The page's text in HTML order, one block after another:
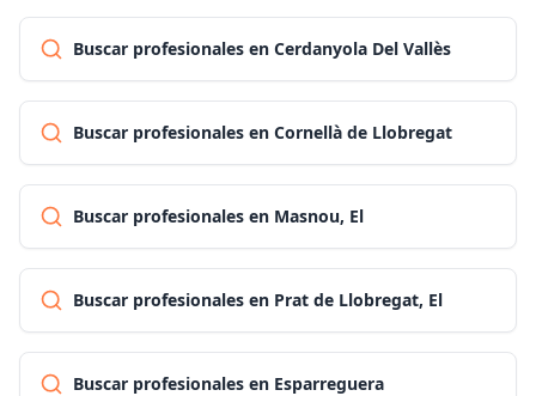
Buscar profesionales en Cerdanyola Del Vallès
Buscar profesionales en Cornellà de Llobregat
Buscar profesionales en Masnou, El
Buscar profesionales en Prat de Llobregat, El
Buscar profesionales en Esparreguera